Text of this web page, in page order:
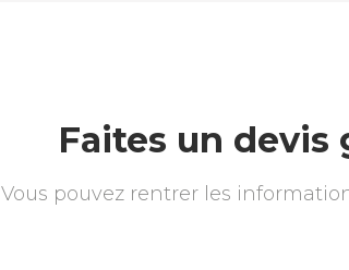
Faites un
Vous pouvez rentrer les